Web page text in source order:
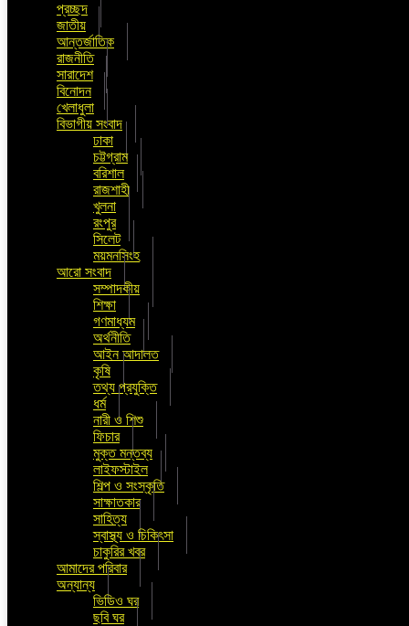
প্রচ্ছদ
জাতীয়
আন্তর্জাতিক
রাজনীতি
সারাদেশ
বিনোদন
খেলাধুলা
বিভাগীয় সংবাদ
ঢাকা
চট্টগ্রাম
বরিশাল
রাজশাহী
খুলনা
রংপুর
সিলেট
ময়মনসিংহ
আরো সংবাদ
সম্পাদকীয়
শিক্ষা
গণমাধ্যম
অর্থনীতি
আইন আদালত
কৃষি
তথ্য প্রযুক্তি
ধর্ম
নারী ও শিশু
ফিচার
মুক্ত মন্তব্য
লাইফস্টাইল
শিল্প ও সংস্কৃতি
সাক্ষাতকার
সাহিত্য
স্বাস্থ্য ও চিকিৎসা
চাকুরির খবর
আমাদের পরিবার
অন্যান্য
ভিডিও ঘর
ছবি ঘর